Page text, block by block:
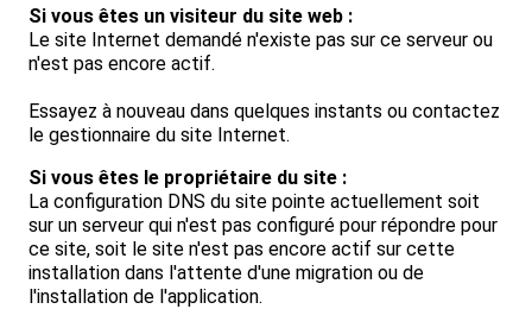
Si vous êtes un visiteur du site web :
Le site Internet demandé n'existe pas sur ce serveur ou
n'est pas encore actif.
Essayez à nouveau dans quelques instants ou contactez
le gestionnaire du site Internet.
Si vous êtes le propriétaire du site :
La configuration DNS du site pointe actuellement soit
sur un serveur qui n'est pas configuré pour répondre pour
ce site, soit le site n'est pas encore actif sur cette
installation dans l'attente d'une migration ou de
l'installation de l'application.